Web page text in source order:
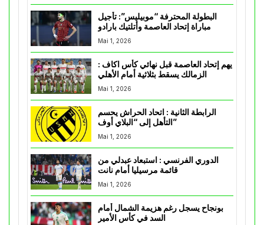
البطولة المحترفة “موبيليس”: تأجيل
مباراة إتحاد العاصمة وأتلتيك بارادو
Mai 1, 2026
يهم إتحاد العاصمة قبل نهائي كأس اكاف :
Mai 1, 2026
الرابطة الثانية : اتحاد الحراش يحسم
التأهل إلى “البلاي أوف”
Mai 1, 2026
الدوري الفرنسي : استبعاد عبدلي من
قائمة مرسيليا أمام نانت
Mai 1, 2026
بونجاح يسجل رغم هزيمة الشمال أمام
السد في كأس الأمير